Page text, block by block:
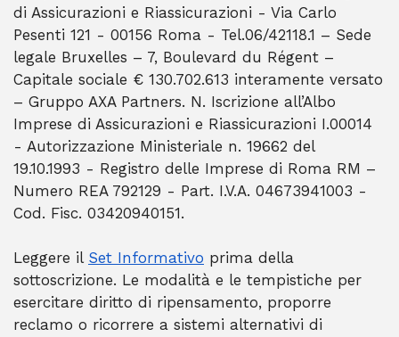
di Assicurazioni e Riassicurazioni - Via Carlo
Pesenti 121 - 00156 Roma - Tel.06/42118.1 – Sede
legale Bruxelles – 7, Boulevard du Régent –
Capitale sociale € 130.702.613 interamente versato
– Gruppo AXA Partners. N. Iscrizione all’Albo
Imprese di Assicurazioni e Riassicurazioni I.00014
- Autorizzazione Ministeriale n. 19662 del
19.10.1993 - Registro delle Imprese di Roma RM –
Numero REA 792129 - Part. I.V.A. 04673941003 -
Cod. Fisc. 03420940151.
Leggere il Set Informativo prima della
sottoscrizione. Le modalità e le tempistiche per
esercitare diritto di ripensamento, proporre
reclamo o ricorrere a sistemi alternativi di